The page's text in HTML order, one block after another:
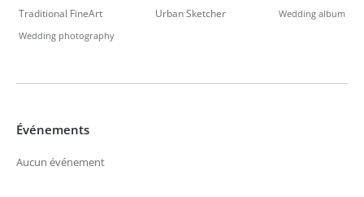
Traditional FineArt Urban Sketcher
Wedding album
Wedding photography
Événements
Aucun événement